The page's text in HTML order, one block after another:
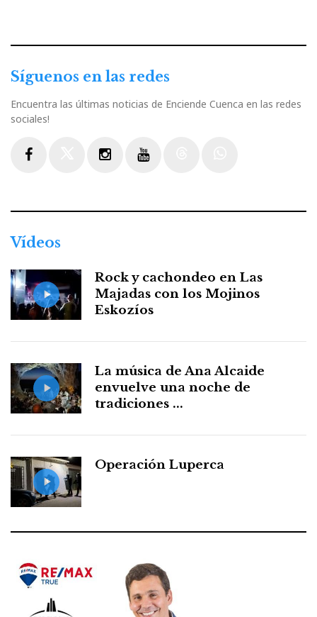
Síguenos en las redes
Encuentra las últimas noticias de Enciende Cuenca en las redes
sociales!
Vídeos
Rock y cachondeo en Las
Majadas con los Mojinos
Eskozíos
La música de Ana Alcaide
envuelve una noche de
tradiciones ...
Operación Luperca